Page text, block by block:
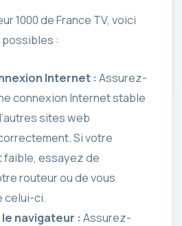
1000 de France TV, voici
:
Internet : Assurez-
connexion Internet stable
sites web
Si votre
faible, essayez de
routeur ou de vous
celui-ci.
navigateur : Assurez-